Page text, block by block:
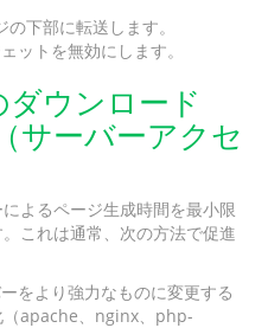
下部に転送します。
ットを無効にします。
ウンロード
サーバーアクセ
よるページ生成時間を最小限
これは通常、次の方法で促進
をより強力なものに変更する
（apache、nginx、php-